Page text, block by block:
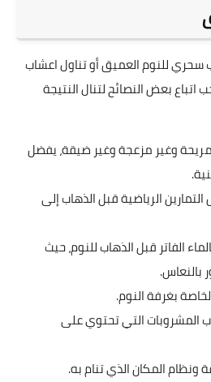
سحري للنوم العميق أو تناول اعشاب
اتباع بعض النصائح لتنال النتيجة
وغير مزعجة وغير ضيقة، يفضل
الرياضية قبل الذهاب إلى
الفاتر قبل الذهاب للنوم، حيث
بغرفة النوم.
المشروبات التي تحتوي على
ونظام المكان الذي تنام به.